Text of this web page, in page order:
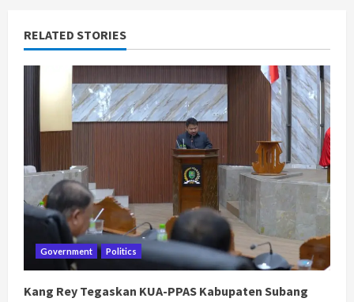
RELATED STORIES
Government Politics
Kang Rey Tegaskan KUA-PPAS Kabupaten Subang